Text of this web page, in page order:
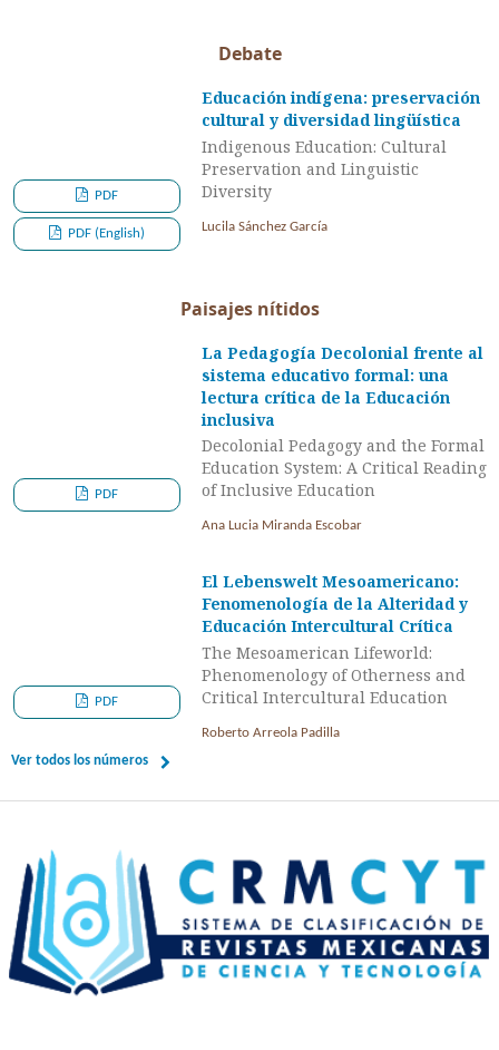
Debate
Educación indígena: preservación
cultural y diversidad lingüística
Indigenous Education: Cultural
Preservation and Linguistic
Diversity
Lucila Sánchez García
PDF
PDF (English)
Paisajes nítidos
La Pedagogía Decolonial frente al
sistema educativo formal: una
lectura crítica de la Educación
inclusiva
Decolonial Pedagogy and the Formal
Education System: A Critical Reading
of Inclusive Education
Ana Lucia Miranda Escobar
PDF
El Lebenswelt Mesoamericano:
Fenomenología de la Alteridad y
Educación Intercultural Crítica
The Mesoamerican Lifeworld:
Phenomenology of Otherness and
Critical Intercultural Education
Roberto Arreola Padilla
PDF
Ver todos los números